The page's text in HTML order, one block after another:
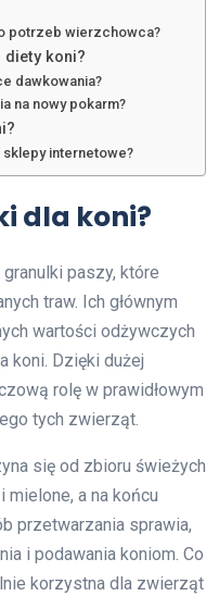
potrzeb wierzchowca?
koni?
dawkowania?
na nowy pokarm?
internetowe?
dla koni?
paszy, które
traw. Ich głównym
wartości odżywczych
koni. Dzięki dużej
rolę w prawidłowym
tych zwierząt.
się od zbioru świeżych
a na końcu
przetwarzania sprawia,
i podawania koniom. Co
korzystna dla zwierząt